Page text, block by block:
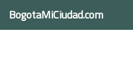
BogotaMiCiudad.com